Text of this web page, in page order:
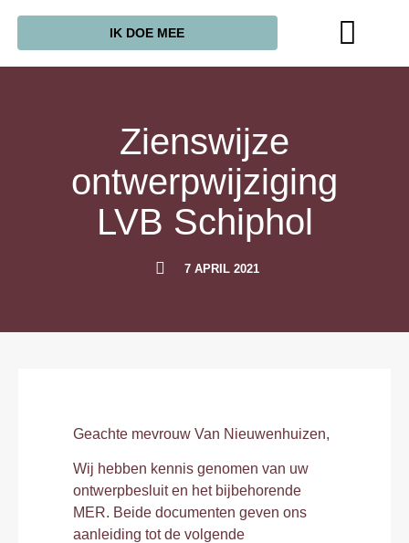
IK DOE MEE
Zienswijze
ontwerpwijziging
LVB Schiphol
7 APRIL 2021
Geachte mevrouw Van Nieuwenhuizen,
Wij hebben kennis genomen van uw
ontwerpbesluit en het bijbehorende
MER. Beide documenten geven ons
aanleiding tot de volgende